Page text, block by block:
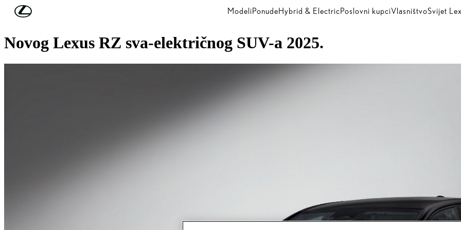
Skip to Main Content ModeliPonudeHybrid & ElectricPoslovni kupciVlasništvoSvijet
SVJETSKA PREMIJERA
Novog Lexus RZ sva-električnog SUV-a 2025.